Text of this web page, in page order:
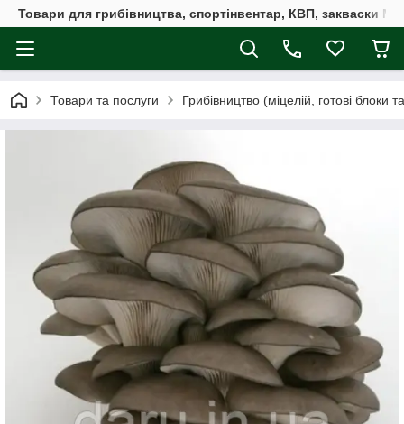
Товари для грибівництва, спортінвентар, КВП, закваски
Товари та послуги Грибівництво (міцелій, готові блоки